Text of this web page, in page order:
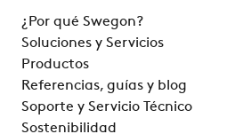
¿Por qué Swegon?
Soluciones y Servicios
Productos
Referencias, guías y blog
Soporte y Servicio Técnico
Sostenibilidad